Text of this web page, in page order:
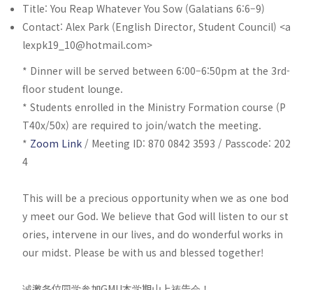
Title: You Reap Whatever You Sow (Galatians 6:6–9)
Contact: Alex Park (English Director, Student Council) <a
lexpk19_10@hotmail.com>
* Dinner will be served between 6:00–6:50pm at the 3rd-
floor student lounge.
* Students enrolled in the Ministry Formation course (P
T40x/50x) are required to join/watch the meeting.
* Zoom Link/ Meeting ID: 870 0842 3593 / Passcode: 202
4
This will be a precious opportunity when we as one bod
y meet our God. We believe that God will listen to our st
ories, intervene in our lives, and do wonderful works in
our midst. Please be with us and blessed together!